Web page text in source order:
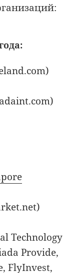
Technology
Provide,
FlyInvest,